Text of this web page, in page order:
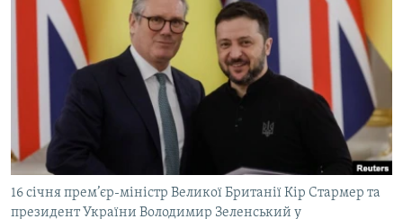
КИТАЙ.ВИКЛИКИ
МУЛЬТИМЕДІА
ФОТО
СПЕЦПРОЄКТИ
ПОДКАСТИ
КРИМ РЕАЛІЇ
РУС
16 січня прем’єр-міністр Великої Британії Кір Стармер та
президент України Володимир Зеленський у